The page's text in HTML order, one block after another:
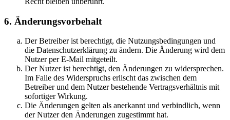
6. Änderungsvorbehalt
Der Betreiber ist berechtigt, die Nutzungsbedingungen und
die Datenschutzerklärung zu ändern. Die Änderung wird dem
Nutzer per E-Mail mitgeteilt.
Der Nutzer ist berechtigt, den Änderungen zu widersprechen.
Im Falle des Widerspruchs erlischt das zwischen dem
Betreiber und dem Nutzer bestehende Vertragsverhältnis mit
sofortiger Wirkung.
Die Änderungen gelten als anerkannt und verbindlich, wenn
der Nutzer den Änderungen zugestimmt hat.